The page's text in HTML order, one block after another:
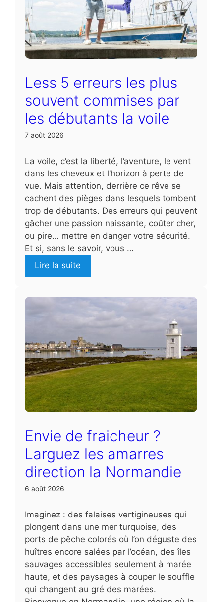
Less 5 erreurs les plus
souvent commises par
les débutants la voile
7 août 2026
La voile, c’est la liberté, l’aventure, le vent
dans les cheveux et l’horizon à perte de
vue. Mais attention, derrière ce rêve se
cachent des pièges dans lesquels tombent
trop de débutants. Des erreurs qui peuvent
gâcher une passion naissante, coûter cher,
ou pire… mettre en danger votre sécurité.
Et si, sans le savoir, vous …
Lire la suite
Envie de fraicheur ?
Larguez les amarres
direction la Normandie
6 août 2026
Imaginez : des falaises vertigineuses qui
plongent dans une mer turquoise, des
ports de pêche colorés où l’on déguste des
huîtres encore salées par l’océan, des îles
sauvages accessibles seulement à marée
haute, et des paysages à couper le souffle
qui changent au gré des marées.